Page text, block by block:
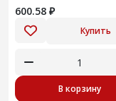
600.58 ₽
Купить
В корзину